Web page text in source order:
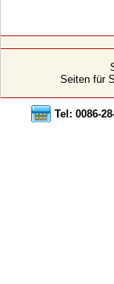
Seiten für
Tel: 0086-